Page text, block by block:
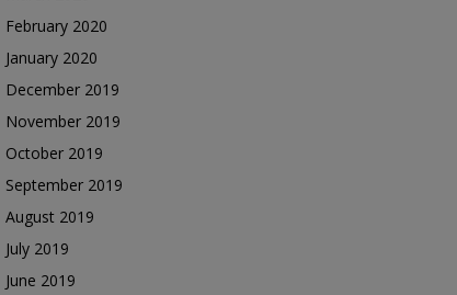
February 2020
January 2020
December 2019
November 2019
October 2019
September 2019
August 2019
July 2019
June 2019